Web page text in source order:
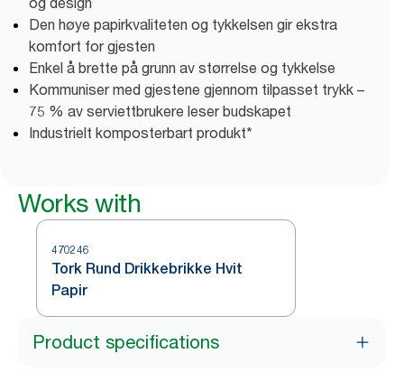
Den høye papirkvaliteten og tykkelsen gir ekstra
komfort for gjesten
Enkel å brette på grunn av størrelse og tykkelse
Kommuniser med gjestene gjennom tilpasset trykk –
75 % av serviettbrukere leser budskapet
Industrielt komposterbart produkt*
Works with
470246
Tork Rund Drikkebrikke Hvit
Papir
Product specifications